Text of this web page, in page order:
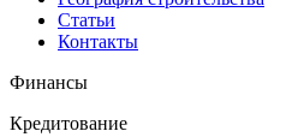
Статьи
Контакты
Финансы
Кредитование